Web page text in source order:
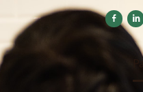
Partager